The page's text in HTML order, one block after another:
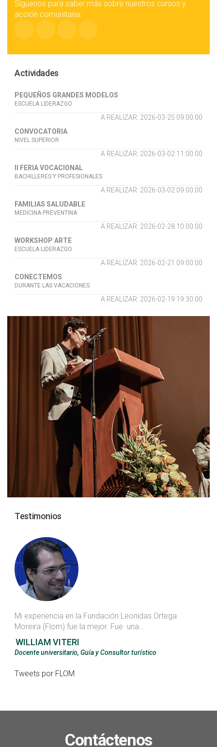
Síguenos para saber más sobre nuestros cursos y
acción comunitaria.
Actividades
PEQUEÑOS GRANDES MODELOS
ESCUELA LIDERAZGO
A REALIZAR: 2026-03-25 09:00:00
CONVOCATORIA
NIVEL SUPERIOR
A REALIZAR: 2026-03-02 11:00:00
II FERIA VOCACIONAL
BACHILLERES Y PROFESIONALES
A REALIZAR: 2026-03-02 09:00:00
FAMILIAS SALUDABLE
MEDICINA PREVENTINA
A REALIZAR: 2026-02-28 10:00:00
WORKSHOP ARTE
ESCUELA LIDERAZGO
A REALIZAR: 2026-02-21 09:00:00
CONECTEMOS
DURANTE LAS VACACIONES
A REALIZAR: 2026-02-19 19:30:00
Testimonios
Mi experiencia en la Fundación Leonidas Ortega
Moreira (Flom) fue la mejor. Fue una...
WILLIAM VITERI
Docente universitario, Guía y Consultor turístico
Tweets por FLOM
Contáctenos